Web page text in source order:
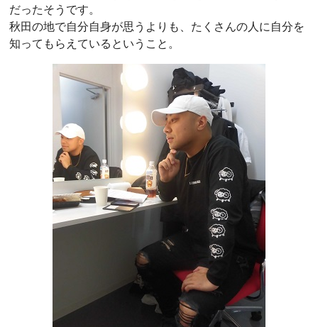
だったそうです。
秋田の地で自分自身が思うよりも、たくさんの人に自分を
知ってもらえているということ。